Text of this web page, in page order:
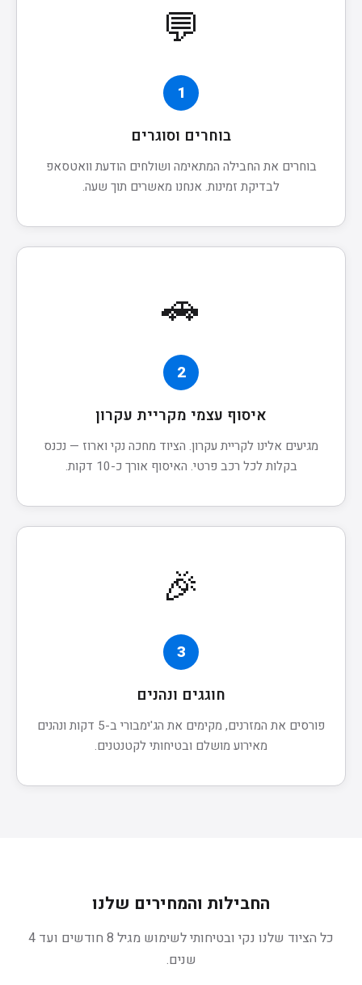
💬
1
בוחרים וסוגרים
בוחרים את החבילה המתאימה ושולחים הודעת וואטסאפ
לבדיקת זמינות. אנחנו מאשרים תוך שעה.
🚗
2
איסוף עצמי מקריית עקרון
מגיעים אלינו לקריית עקרון. הציוד מחכה נקי וארוז — נכנס
בקלות לכל רכב פרטי. האיסוף אורך כ-10 דקות.
🎉
3
חוגגים ונהנים
פורסים את המזרנים, מקימים את הג'ימבורי ב-5 דקות ונהנים
מאירוע מושלם ובטיחותי לקטנטנים.
החבילות והמחירים שלנו
כל הציוד שלנו נקי ובטיחותי לשימוש מגיל 8 חודשים ועד 4
שנים.